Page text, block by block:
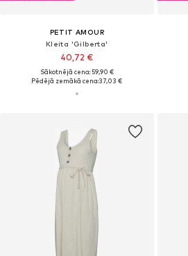
PETIT AMOUR
Kleita 'Gilberta'
40,72 €
Sākotnējā cena: 59,90 €
Pēdējā zemākā cena:37,03 €